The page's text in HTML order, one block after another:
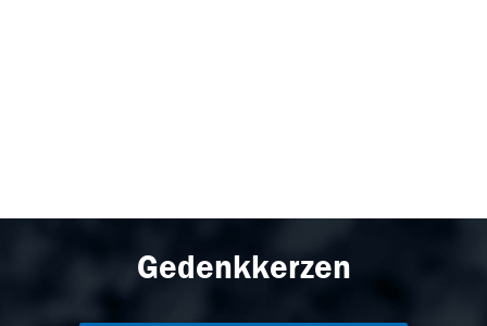
Gedenkkerzen